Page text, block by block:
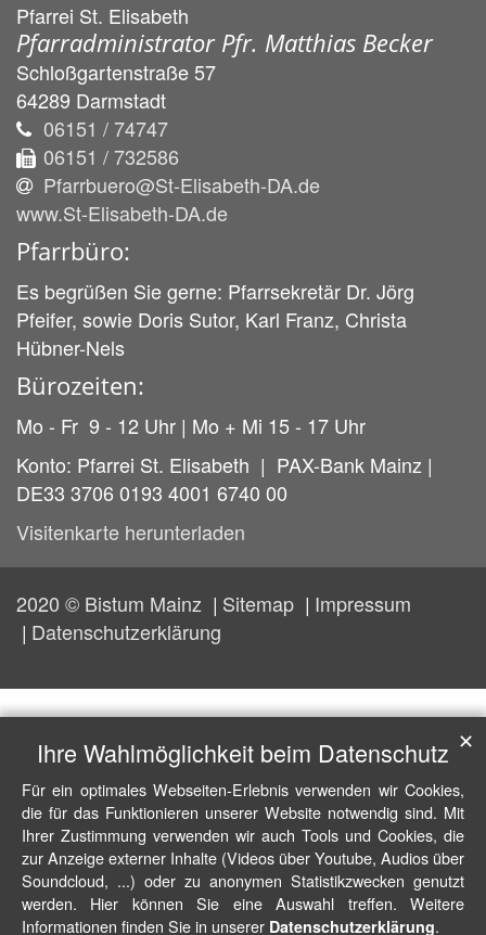
Pfarrei St. Elisabeth
Pfarradministrator Pfr. Matthias Becker
Schloßgartenstraße 57
64289 Darmstadt
06151 / 74747
06151 / 732586
Pfarrbuero@St-Elisabeth-DA.de
www.St-Elisabeth-DA.de
Pfarrbüro:
Es begrüßen Sie gerne: Pfarrsekretär Dr. Jörg
Pfeifer, sowie Doris Sutor, Karl Franz, Christa
Hübner-Nels
Bürozeiten:
Mo - Fr 9 - 12 Uhr | Mo + Mi 15 - 17 Uhr
Konto: Pfarrei St. Elisabeth | PAX-Bank Mainz |
DE33 3706 0193 4001 6740 00
Visitenkarte herunterladen
2020 © Bistum Mainz Sitemap
Impressum
Datenschutzerklärung
Ihre Wahlmöglichkeit beim Datenschutz
Für ein optimales Webseiten-Erlebnis verwenden wir Cookies,
die für das Funktionieren unserer Website notwendig sind. Mit
Ihrer Zustimmung verwenden wir auch Tools und Cookies, die
zur Anzeige externer Inhalte (Videos über Youtube, Audios über
Soundcloud, ...) oder zu anonymen Statistikzwecken genutzt
werden. Hier können Sie eine Auswahl treffen. Weitere
Informationen finden Sie in unserer Datenschutzerklärung.
✕